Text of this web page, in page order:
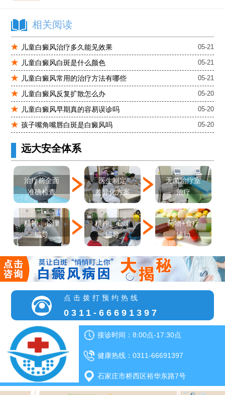
石家庄远大中医皮肤医院怎么样
石家庄专治白斑医院
治疗白癜风便宜的医院
各种白斑的图片
肚子上有几块白色斑块怎么治
相关阅读
儿童白癜风治疗多久能见效果 05-21
儿童白癜风白斑是什么颜色 05-21
儿童白癜风常用的治疗方法有哪些 05-21
儿童白癜风反复扩散怎么办 05-20
儿童白癜风早期真的容易误诊吗 05-20
孩子嘴角嘴唇白斑是白癜风吗 05-20
远大安全体系
治疗前全面
准确检查
医生制定
差异化方案
无菌治疗室
治疗
精神、心理
辅导
精神、心理
辅导
药物+食疗
辅助
点击拨打预约热线
0311-66691397
接诊时间：8:00点-17:30点
健康热线：0311-66691397
石家庄市桥西区裕华东路7号